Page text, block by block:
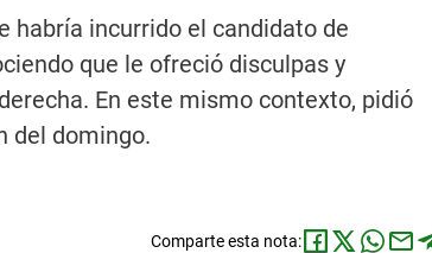
habría incurrido el candidato de
que le ofreció disculpas y
En este mismo contexto, pidió
del domingo.
Comparte esta nota: